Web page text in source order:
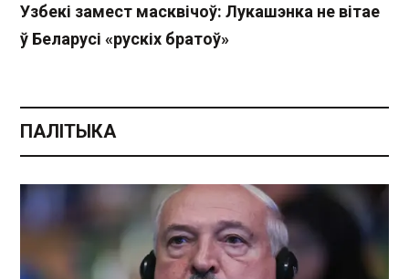
Узбекі замест масквічоў: Лукашэнка не вітае
ў Беларусі «рускіх братоў»
ПАЛІТЫКА